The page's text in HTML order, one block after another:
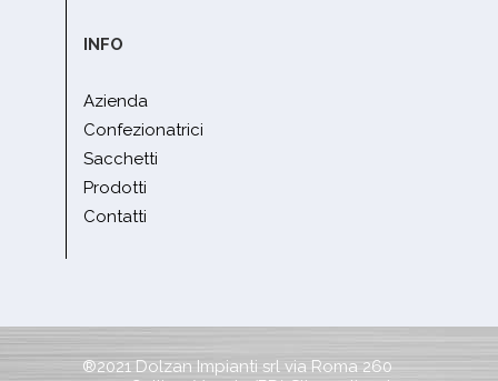
INFO
Azienda
Confezionatrici
Sacchetti
Prodotti
Contatti
®2021 Dolzan Impianti srl via Roma 260